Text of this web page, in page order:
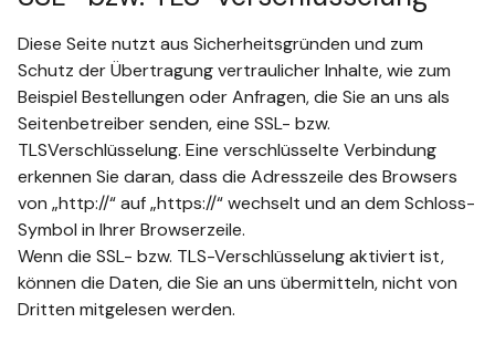
Diese Seite nutzt aus Sicherheitsgründen und zum
Schutz der Übertragung vertraulicher Inhalte, wie zum
Beispiel Bestellungen oder Anfragen, die Sie an uns als
Seitenbetreiber senden, eine SSL- bzw.
TLSVerschlüsselung. Eine verschlüsselte Verbindung
erkennen Sie daran, dass die Adresszeile des Browsers
von „http://“ auf „https://“ wechselt und an dem Schloss-
Symbol in Ihrer Browserzeile.
Wenn die SSL- bzw. TLS-Verschlüsselung aktiviert ist,
können die Daten, die Sie an uns übermitteln, nicht von
Dritten mitgelesen werden.